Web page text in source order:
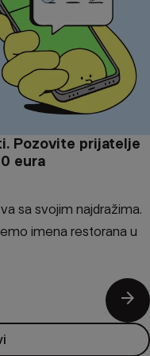
Pozovite prijatelje
eura
sa svojim najdražima.
imena restorana u
arrow_forward